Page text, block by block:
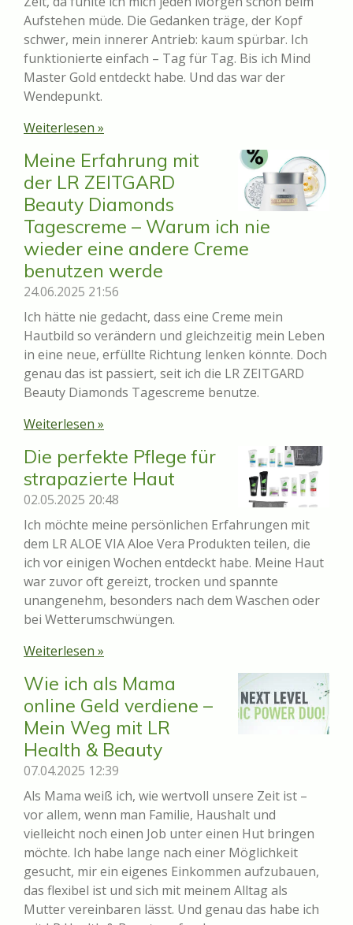
Aufstehen müde. Die Gedanken träge, der Kopf
schwer, mein innerer Antrieb: kaum spürbar. Ich
funktionierte einfach – Tag für Tag. Bis ich Mind
Master Gold entdeckt habe. Und das war der
Wendepunkt.
Weiterlesen »
Meine Erfahrung mit
der LR ZEITGARD
Beauty Diamonds
Tagescreme – Warum ich nie
wieder eine andere Creme
benutzen werde
24.06.2025 21:56
Ich hätte nie gedacht, dass eine Creme mein
Hautbild so verändern und gleichzeitig mein Leben
in eine neue, erfüllte Richtung lenken könnte. Doch
genau das ist passiert, seit ich die LR ZEITGARD
Beauty Diamonds Tagescreme benutze.
Weiterlesen »
Die perfekte Pflege für
strapazierte Haut
02.05.2025 20:48
Ich möchte meine persönlichen Erfahrungen mit
dem LR ALOE VIA Aloe Vera Produkten teilen, die
ich vor einigen Wochen entdeckt habe. Meine Haut
war zuvor oft gereizt, trocken und spannte
unangenehm, besonders nach dem Waschen oder
bei Wetterumschwüngen.
Weiterlesen »
Wie ich als Mama
online Geld verdiene –
Mein Weg mit LR
Health & Beauty
07.04.2025 12:39
Als Mama weiß ich, wie wertvoll unsere Zeit ist –
vor allem, wenn man Familie, Haushalt und
vielleicht noch einen Job unter einen Hut bringen
möchte. Ich habe lange nach einer Möglichkeit
gesucht, mir ein eigenes Einkommen aufzubauen,
das flexibel ist und sich mit meinem Alltag als
Mutter vereinbaren lässt. Und genau das habe ich